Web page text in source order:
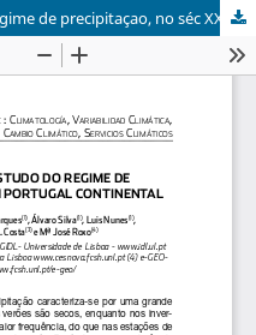
Contribuçao para o estudo do regime de precipitaçao, no séc XX , em Portugal Continental